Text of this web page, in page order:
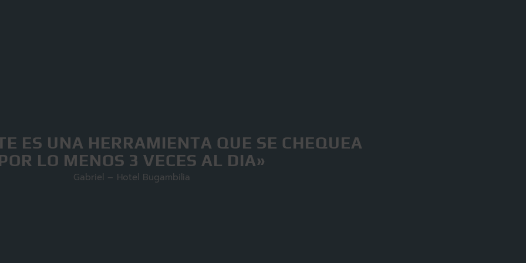
ES UNA HERRAMIENTA QUE SE CHEQUEA
LO MENOS 3 VECES AL DIA»
Gabriel – Hotel Bugambilia